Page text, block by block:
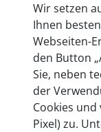
entwickeln
Berlin
heute
Wir setzen
Ihnen
Webseiten-
den Button
Sie, neben
der
Cookies
Pixel) zu.